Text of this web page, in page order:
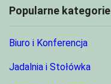
Popularne kategorie
Biuro i Konferencja
Jadalnia i Stołówka